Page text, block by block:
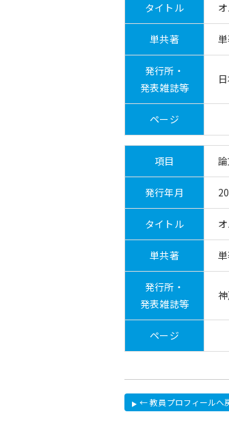
タイトル
単共著
発行所・
発表雑誌等
ページ
項目
発行年月
タイトル
単共著
発行所・
発表雑誌等
ページ
← 教員プロフィールへ